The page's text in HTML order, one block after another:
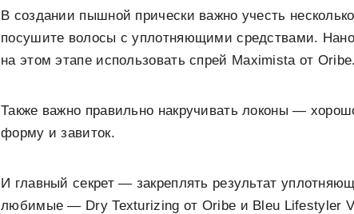
В создании пышной прически важно учесть
посушите волосы с уплотняющими средствами.
на этом этапе использовать спрей Maximista от Oribe.
Также важно правильно накручивать локоны —
форму и завиток.
И главный секрет — закреплять результат
любимые — Dry Texturizing от Oribe и Bleu Lifestyler